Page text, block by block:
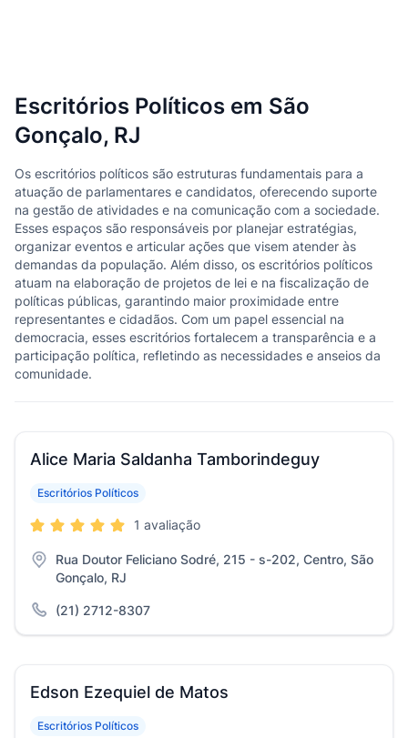
Escritórios Políticos em São
Gonçalo, RJ
Os escritórios políticos são estruturas fundamentais para a
atuação de parlamentares e candidatos, oferecendo suporte
na gestão de atividades e na comunicação com a sociedade.
Esses espaços são responsáveis por planejar estratégias,
organizar eventos e articular ações que visem atender às
demandas da população. Além disso, os escritórios políticos
atuam na elaboração de projetos de lei e na fiscalização de
políticas públicas, garantindo maior proximidade entre
representantes e cidadãos. Com um papel essencial na
democracia, esses escritórios fortalecem a transparência e a
participação política, refletindo as necessidades e anseios da
comunidade.
Alice Maria Saldanha Tamborindeguy
Escritórios Políticos
1 avaliação
Rua Doutor Feliciano Sodré, 215 - s-202, Centro, São
Gonçalo, RJ
(21) 2712-8307
Edson Ezequiel de Matos
Escritórios Políticos